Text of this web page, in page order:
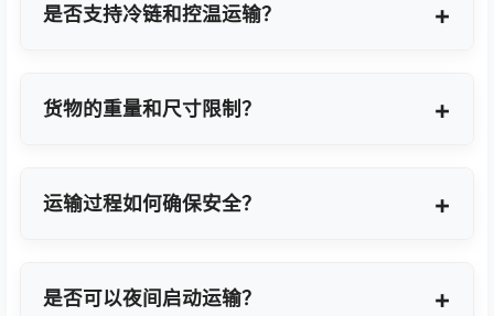
是否支持冷链和控温运输？
货物的重量和尺寸限制？
货物特性推荐最优方案。
运输过程如何确保安全？
忧。
是否可以夜间启动运输？